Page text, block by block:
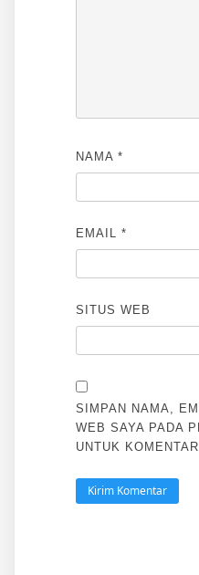
NAMA *
EMAIL *
SITUS WEB
SIMPAN NAMA,
WEB SAYA PADA
UNTUK